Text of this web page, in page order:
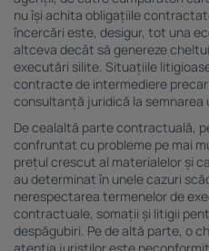
nu își achita obligațiile
încercări este, desigur, tot una
altceva decât să genereze
executări silite. Situațiile
contracte de intermediere
consultanță juridică la semnarea
De cealaltă parte contractuală,
confruntat cu probleme pe mai
prețul crescut al materialelor și
au determinat în unele cazuri
nerespectarea termenelor de
contractuale, somații și litigii
despăgubiri. Pe de altă parte, o
atenția juriștilor este